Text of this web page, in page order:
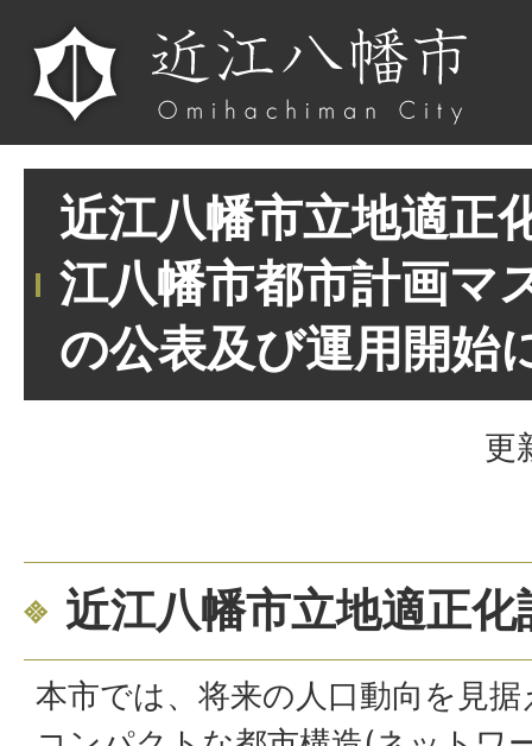
近江八幡市立地適正
江八幡市都市計画マ
の公表及び運用開始
更
近江八幡市立地適正
本市では、将来の人口動向を見